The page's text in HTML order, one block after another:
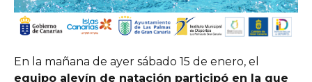
En la mañana de ayer sábado 15 de enero, el
equipo alevín de natación participó en la que